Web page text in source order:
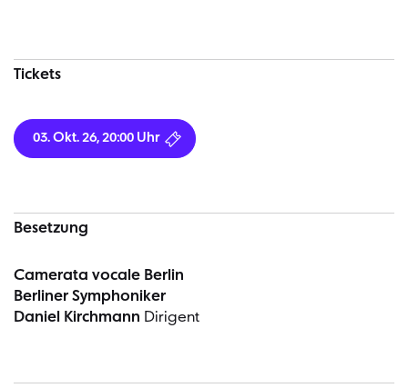
Tickets
03. Okt. 26, 20:00 Uhr
Besetzung
Camerata vocale Berlin
Berliner Symphoniker
Daniel Kirchmann Dirigent